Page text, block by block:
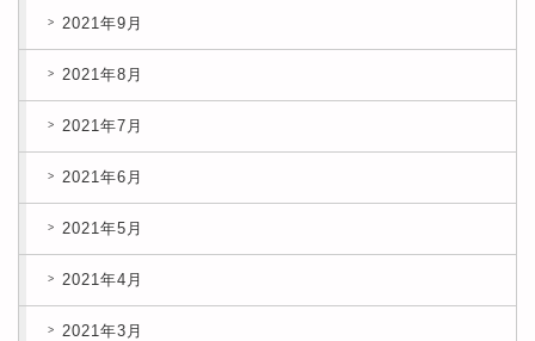
2021年9月
2021年8月
2021年7月
2021年6月
2021年5月
2021年4月
2021年3月